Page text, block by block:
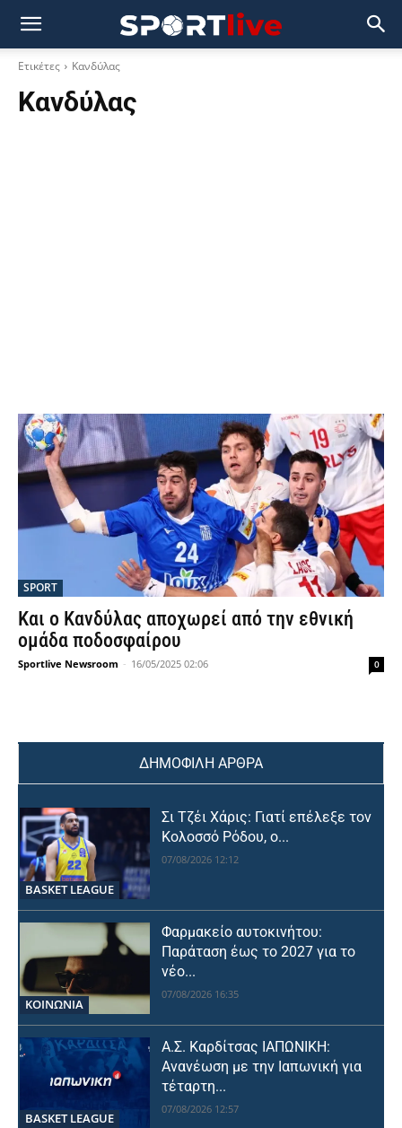
Ετικέτες Κανδύλας
Κανδύλας
SPORT
Και ο Κανδύλας αποχωρεί από την εθνική
ομάδα ποδοσφαίρου
Sportlive Newsroom - 16/05/2025 02:06 0
ΔΗΜΟΦΙΛΗ ΑΡΘΡΑ
BASKET LEAGUE
Σι Τζέι Χάρις: Γιατί επέλεξε τον
Κολοσσό Ρόδου, ο...
07/08/2026 12:12
ΚΟΙΝΩΝΙΑ
Φαρμακείο αυτοκινήτου:
Παράταση έως το 2027 για το
νέο...
07/08/2026 16:35
BASKET LEAGUE
Α.Σ. Καρδίτσας ΙΑΠΩΝΙΚΗ:
Ανανέωση με την Ιαπωνική για
τέταρτη...
07/08/2026 12:57